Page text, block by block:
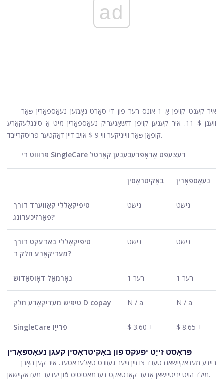
ad
איר קענט קויפן אַ 1-אונס רער פון די סאָרט-נאָמען נעאָספּאָרין פֿאַר
וועגן $ 11. איר קענען קויפן דזשאַנעריק נעאָספּאָרין מיט אַ סינגלעקאַרע
קופּאָן פֿאַר ווייניקער ווי 9 $ אויב דיין דאָקטער פּריסקרייבד.
פּרוּווט די SingleCare רעצעפּט אַראָפּרעכענען קאַרטל
באַקיטראַסין נעאָספּאָרין
טיפּיקאַללי קאַווערד דורך
פאַרזיכערונג?
נישט נישט
טיפּיקאַללי באדעקט דורך
מעדיקאַרע חלק ד?
נישט נישט
נאָרמאַל דאָוסאַדזש 1 רער 1 רער
טיפּיש מעדיקאַרע חלק D copay N / a N / a
SingleCare פּרייַז $ 3.60 + $ 8.65 +
פּראָסט זייַט יפעקס פון באַקיטראַסין קעגן נעאָספּאָרין
ביידע מעדאַקיישאַנז טענד צו זיין זייער געזונט טאָלעראַטעד. איר קען האָבן
מילד הויט יריטיישאַן אָדער קאָנטאַקט דערמאַטיטיס פֿון יעדער מעדאַקיישאַן.